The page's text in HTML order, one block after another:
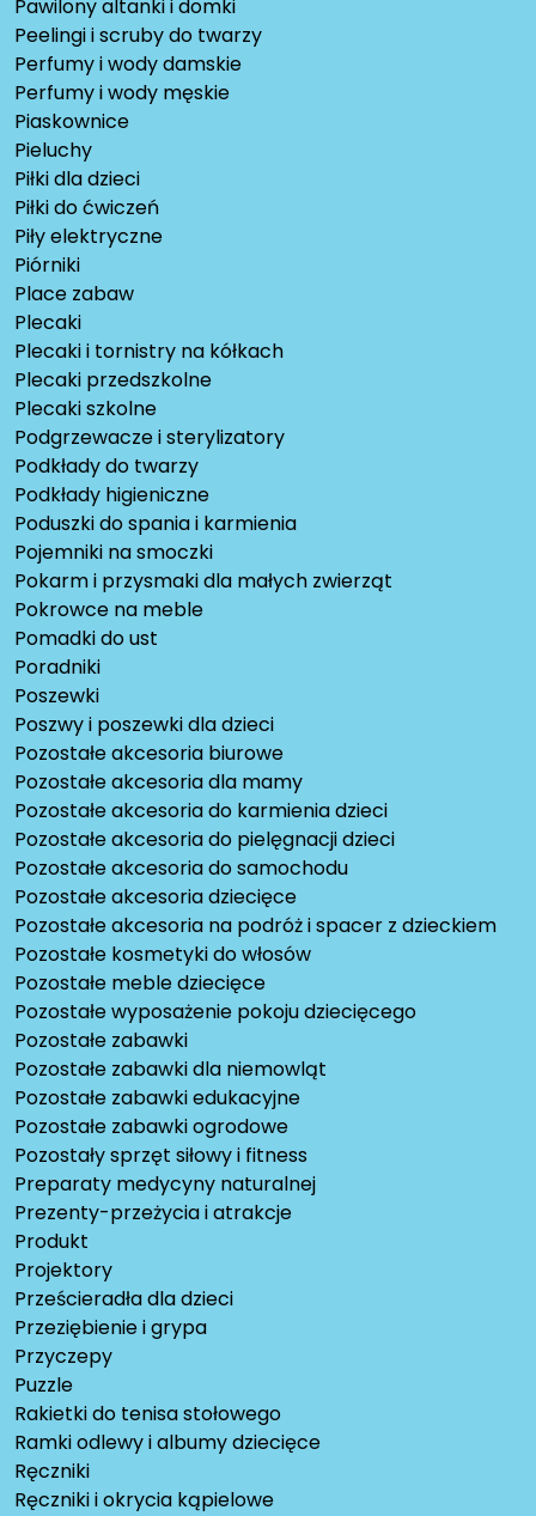
Pawilony altanki i domki
Peelingi i scruby do twarzy
Perfumy i wody damskie
Perfumy i wody męskie
Piaskownice
Pieluchy
Piłki dla dzieci
Piłki do ćwiczeń
Piły elektryczne
Piórniki
Place zabaw
Plecaki
Plecaki i tornistry na kółkach
Plecaki przedszkolne
Plecaki szkolne
Podgrzewacze i sterylizatory
Podkłady do twarzy
Podkłady higieniczne
Poduszki do spania i karmienia
Pojemniki na smoczki
Pokarm i przysmaki dla małych zwierząt
Pokrowce na meble
Pomadki do ust
Poradniki
Poszewki
Poszwy i poszewki dla dzieci
Pozostałe akcesoria biurowe
Pozostałe akcesoria dla mamy
Pozostałe akcesoria do karmienia dzieci
Pozostałe akcesoria do pielęgnacji dzieci
Pozostałe akcesoria do samochodu
Pozostałe akcesoria dziecięce
Pozostałe akcesoria na podróż i spacer z dzieckiem
Pozostałe kosmetyki do włosów
Pozostałe meble dziecięce
Pozostałe wyposażenie pokoju dziecięcego
Pozostałe zabawki
Pozostałe zabawki dla niemowląt
Pozostałe zabawki edukacyjne
Pozostałe zabawki ogrodowe
Pozostały sprzęt siłowy i fitness
Preparaty medycyny naturalnej
Prezenty-przeżycia i atrakcje
Produkt
Projektory
Prześcieradła dla dzieci
Przeziębienie i grypa
Przyczepy
Puzzle
Rakietki do tenisa stołowego
Ramki odlewy i albumy dziecięce
Ręczniki
Ręczniki i okrycia kąpielowe